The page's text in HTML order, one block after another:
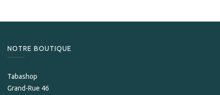
NOTRE BOUTIQUE
Tabashop
Grand-Rue 46